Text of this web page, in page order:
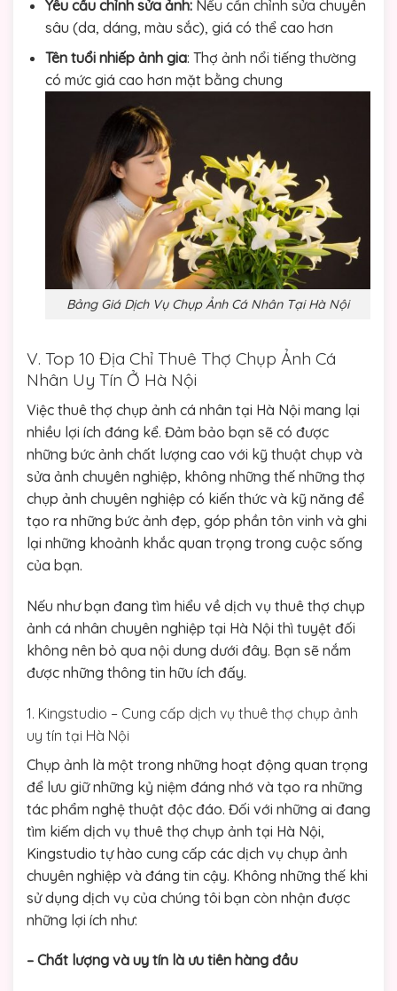
Yêu cầu chỉnh sửa ảnh:Nếu cần chỉnh sửa chuyên
sâu (da, dáng, màu sắc), giá có thể cao hơn
Tên tuổi nhiếp ảnh gia: Thợ ảnh nổi tiếng thường
có mức giá cao hơn mặt bằng chung
Bảng Giá Dịch Vụ Chụp Ảnh Cá Nhân Tại Hà Nội
V. Top 10 Địa Chỉ Thuê Thợ Chụp Ảnh Cá
Nhân Uy Tín Ở Hà Nội
Việc thuê thợ chụp ảnh cá nhân tại Hà Nội mang lại
nhiều lợi ích đáng kể. Đảm bảo bạn sẽ có được
những bức ảnh chất lượng cao với kỹ thuật chụp và
sửa ảnh chuyên nghiệp, không những thế những thợ
chụp ảnh chuyên nghiệp có kiến thức và kỹ năng để
tạo ra những bức ảnh đẹp, góp phần tôn vinh và ghi
lại những khoảnh khắc quan trọng trong cuộc sống
của bạn.
Nếu như bạn đang tìm hiểu về dịch vụ thuê thợ chụp
ảnh cá nhân chuyên nghiệp tại Hà Nội thì tuyệt đối
không nên bỏ qua nội dung dưới đây. Bạn sẽ nắm
được những thông tin hữu ích đấy.
1. Kingstudio – Cung cấp dịch vụ thuê thợ chụp ảnh
uy tín tại Hà Nội
Chụp ảnh là một trong những hoạt động quan trọng
để lưu giữ những kỷ niệm đáng nhớ và tạo ra những
tác phẩm nghệ thuật độc đáo. Đối với những ai đang
tìm kiếm dịch vụ thuê thợ chụp ảnh tại Hà Nội,
Kingstudio tự hào cung cấp các dịch vụ chụp ảnh
chuyên nghiệp và đáng tin cậy. Không những thế khi
sử dụng dịch vụ của chúng tôi bạn còn nhận được
những lợi ích như:
– Chất lượng và uy tín là ưu tiên hàng đầu